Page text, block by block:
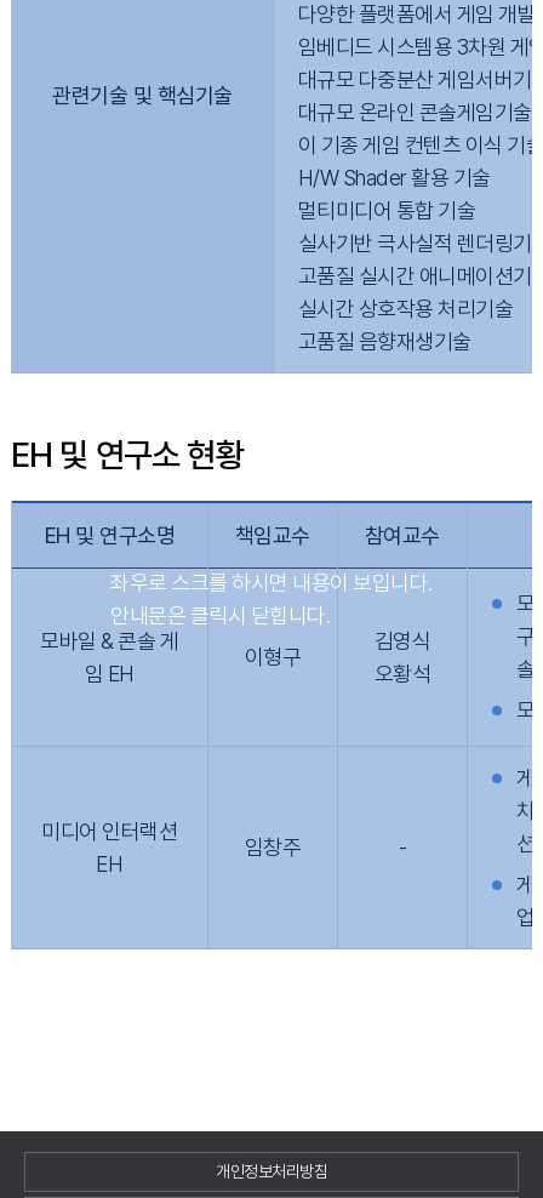
관련기술 및 핵심기술
다양한 플랫폼에서 게임 개발
임베디드 시스템용 3차원 게
대규모 다중분산 게임서버기
대규모 온라인 콘솔게임기술
이 기종 게임 컨텐츠 이식 기
H/W Shader 활용 기술
멀티미디어 통합 기술
실사기반 극사실적 렌더링기
고품질 실시간 애니메이션기
실시간 상호작용 처리기술
고품질 음향재생기술
EH 및 연구소 현황
EH 및 연구소명 책임교수 참여교수
모바일 & 콘솔 게
임 EH
이형구
김영식
오황석
모
구
솔
모
미디어 인터랙션
EH
임창주 -
게
차
션
게
업
개인정보처리방침